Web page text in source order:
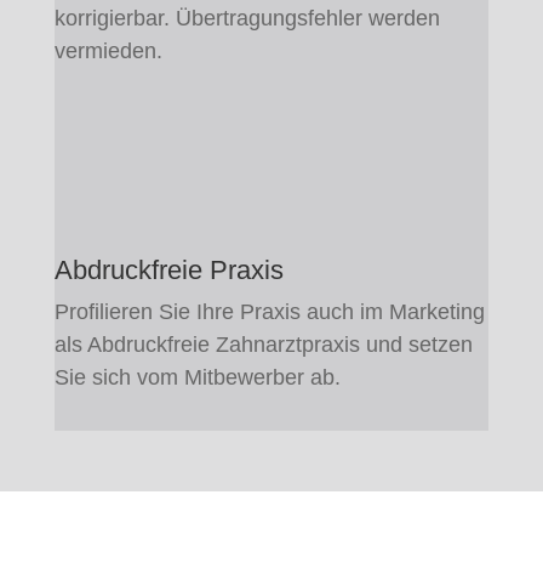
korrigierbar. Übertragungsfehler werden
vermieden.
Abdruckfreie Praxis
Profilieren Sie Ihre Praxis auch im Marketing
als Abdruckfreie Zahnarztpraxis und setzen
Sie sich vom Mitbewerber ab.